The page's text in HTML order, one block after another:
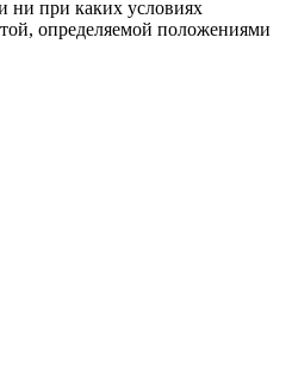
ни при каких условиях
определяемой положениями